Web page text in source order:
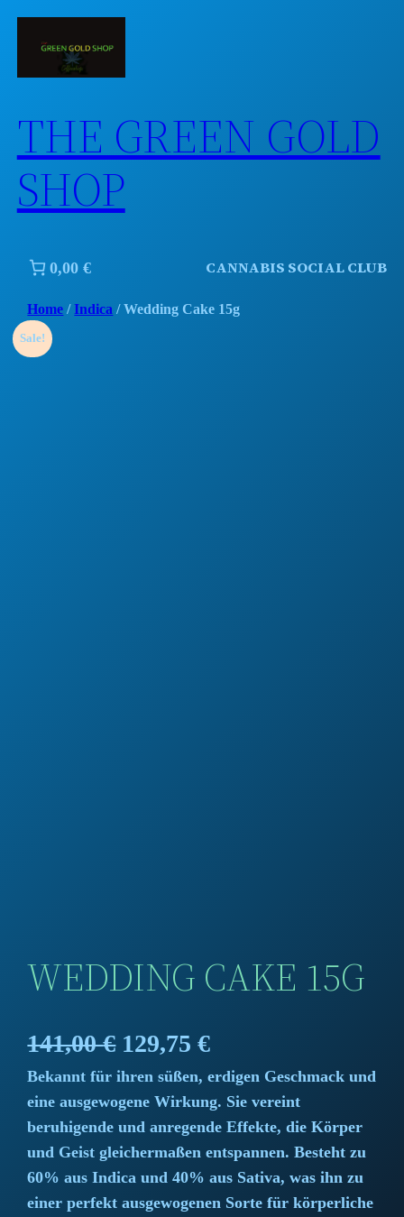
Skip
THE GREEN GOLD
SHOP
0,00 € CANNABIS SOCIAL CLUB
Home /Indica / Wedding Cake 15g
Sale!
WEDDING CAKE 15G
141,00€ O
r
i
g
i
129,75€C
u
r
r
e
Bekannt für ihren süßen, erdigen Geschmack und
eine ausgewogene Wirkung. Sie vereint
beruhigende und anregende Effekte, die Körper
und Geist gleichermaßen entspannen. Besteht zu
60% aus Indica und 40% aus Sativa, was ihn zu
einer perfekt ausgewogenen Sorte für körperliche